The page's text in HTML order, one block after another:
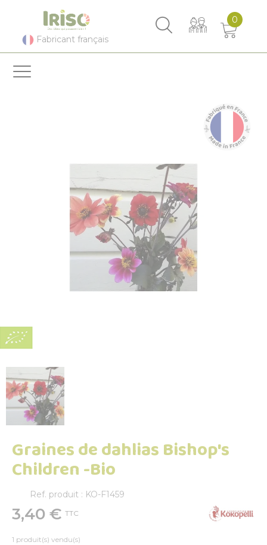
Fabricant français
0
Graines de dahlias Bishop's
Children -Bio
Ref. produit : KO-F1459
3,40 € TTC
1 produit(s) vendu(s)
Panneau de gestion des cookies